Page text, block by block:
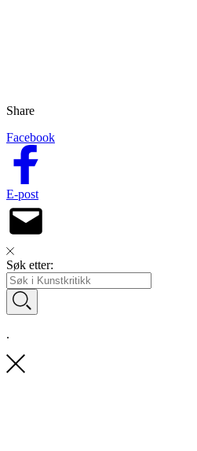
Share
Facebook
E-post
Søk etter:
.